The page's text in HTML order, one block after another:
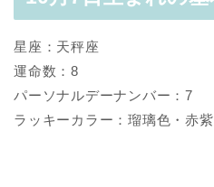
星座：天秤座
運命数：8
パーソナルデーナンバー：7
ラッキーカラー：瑠璃色・赤